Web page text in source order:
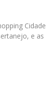
Cidade
e as